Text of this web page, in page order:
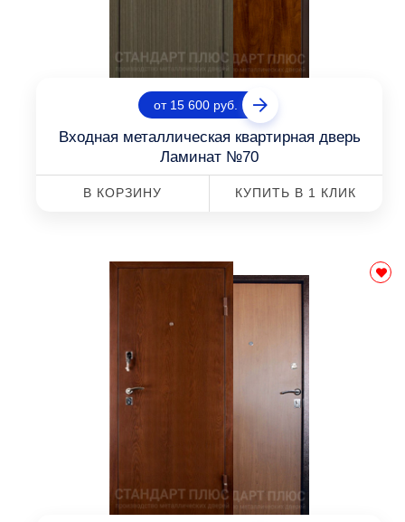
от 15 600 руб.
Входная металлическая квартирная дверь
Ламинат №70
В КОРЗИНУ КУПИТЬ В 1 КЛИК